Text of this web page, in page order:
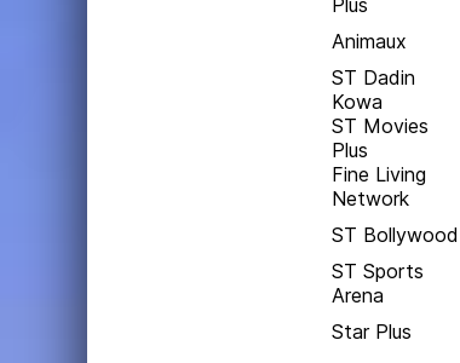
Plus
Animaux
ST Dadin
Kowa
ST Movies
Plus
Fine Living
Network
ST Bollywood
ST Sports
Arena
Star Plus